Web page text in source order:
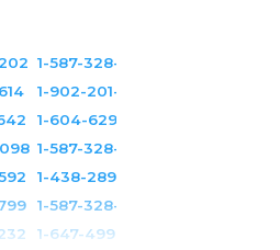
1-587-328-6503
1-902-201-9366
1-604-629-1130
1-587-328-6594
1-438-289-3578
1-587-328-6623
1-647-499-8123